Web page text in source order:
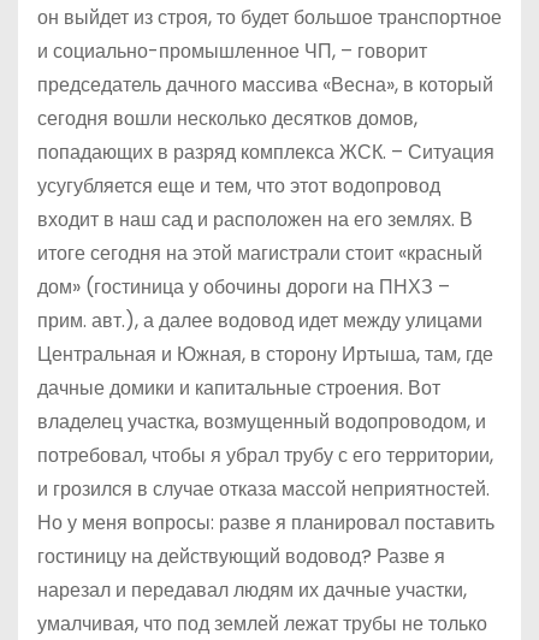
он выйдет из строя, то будет большое транспортное
и социально-промышленное ЧП, – говорит
председатель дачного массива «Весна», в который
сегодня вошли несколько десятков домов,
попадающих в разряд комплекса ЖСК. – Ситуация
усугубляется еще и тем, что этот водопровод
входит в наш сад и расположен на его землях. В
итоге сегодня на этой магистрали стоит «красный
дом» (гостиница у обочины дороги на ПНХЗ –
прим. авт.), а далее водовод идет между улицами
Центральная и Южная, в сторону Иртыша, там, где
дачные домики и капитальные строения. Вот
владелец участка, возмущенный водопроводом, и
потребовал, чтобы я убрал трубу с его территории,
и грозился в случае отказа массой неприятностей.
Но у меня вопросы: разве я планировал поставить
гостиницу на действующий водовод? Разве я
нарезал и передавал людям их дачные участки,
умалчивая, что под землей лежат трубы не только